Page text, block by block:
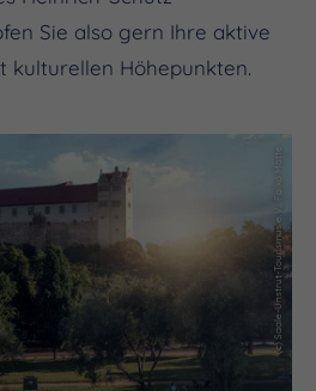
Sie also gern Ihre aktive
kulturellen Höhepunkten.
(c) Saale-Unstrut-Tourismus e.V., Falko Matte